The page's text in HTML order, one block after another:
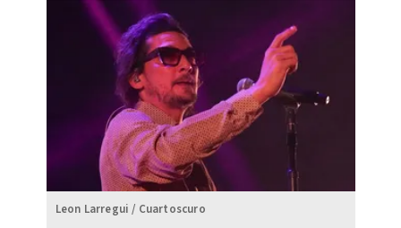
Leon Larregui / Cuartoscuro